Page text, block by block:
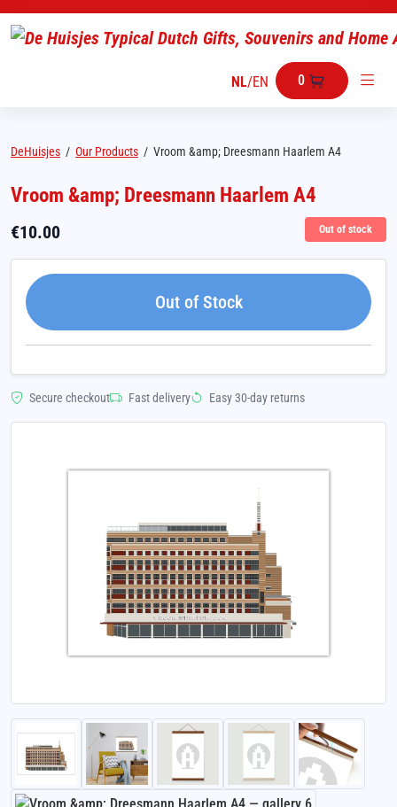
NL/EN 0
DeHuisjes / Our Products / Vroom &amp; Dreesmann Haarlem A4
Vroom &amp; Dreesmann Haarlem A4
€10.00 Out of stock
Out of Stock
Secure checkout Fast delivery Easy 30-day returns